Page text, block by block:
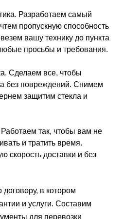
Разработаем самый
пропускную способность
вашу технику до пункта
просьбы и требования.
Сделаем все, чтобы
без повреждений. Снимем
защитим стекла и
Работаем так, чтобы вам не
и тратить время.
скорость доставки и без
в котором
и услуги. Составим
для перевозки